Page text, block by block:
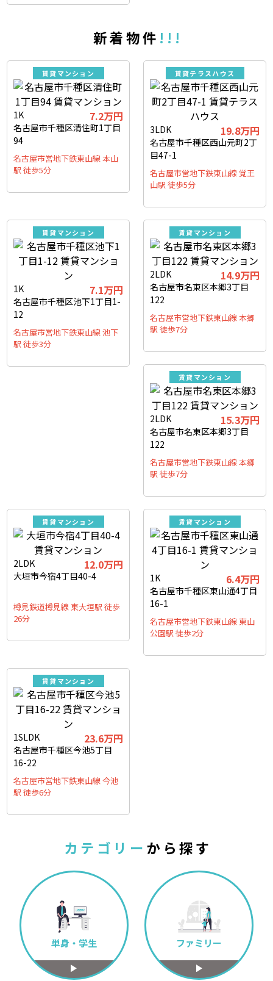
新 着 物 件 ! ! !
賃貸マンション
1K 7.2万円
名古屋市千種区清住町1丁目
94
名古屋市営地下鉄東山線 本山
駅 徒歩5分
賃貸テラスハウス
3LDK 19.8万円
名古屋市千種区西山元町2丁
目47-1
名古屋市営地下鉄東山線 覚王
山駅 徒歩5分
賃貸マンション
1K 7.1万円
名古屋市千種区池下1丁目1-
12
名古屋市営地下鉄東山線 池下
駅 徒歩3分
賃貸マンション
2LDK 14.9万円
名古屋市名東区本郷3丁目
122
名古屋市営地下鉄東山線 本郷
駅 徒歩7分
賃貸マンション
2LDK 15.3万円
名古屋市名東区本郷3丁目
122
名古屋市営地下鉄東山線 本郷
駅 徒歩7分
賃貸マンション
2LDK 12.0万円
大垣市今宿4丁目40-4
樽見鉄道樽見線 東大垣駅 徒歩
26分
賃貸マンション
1K 6.4万円
名古屋市千種区東山通4丁目
16-1
名古屋市営地下鉄東山線 東山
公園駅 徒歩2分
賃貸マンション
1SLDK 23.6万円
名古屋市千種区今池5丁目
16-22
名古屋市営地下鉄東山線 今池
駅 徒歩6分
カ テ ゴ リ ー か ら 探 す
単身・学生 ファミリー